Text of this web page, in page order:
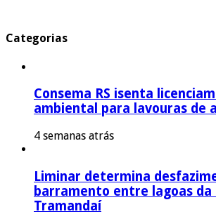
Categorias
Consema RS isenta
ambiental para lavouras de
4 semanas atrás
Liminar determina
barramento entre lagoas da
Tramandaí